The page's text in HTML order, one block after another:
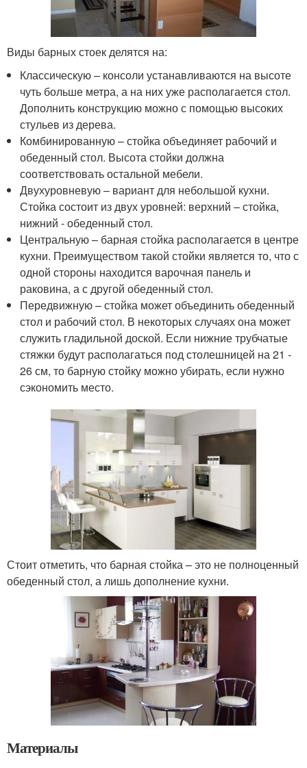
Виды барных стоек делятся на:
Классическую – консоли устанавливаются на высоте
чуть больше метра, а на них уже располагается стол.
Дополнить конструкцию можно с помощью высоких
стульев из дерева.
Комбинированную – стойка объединяет рабочий и
обеденный стол. Высота стойки должна
соответствовать остальной мебели.
Двухуровневую – вариант для небольшой кухни.
Стойка состоит из двух уровней: верхний – стойка,
нижний - обеденный стол.
Центральную – барная стойка располагается в центре
кухни. Преимуществом такой стойки является то, что с
одной стороны находится варочная панель и
раковина, а с другой обеденный стол.
Передвижную – стойка может объединить обеденный
стол и рабочий стол. В некоторых случаях она может
служить гладильной доской. Если нижние трубчатые
стяжки будут располагаться под столешницей на 21 -
26 см, то барную стойку можно убирать, если нужно
сэкономить место.
Стоит отметить, что барная стойка – это не полноценный
обеденный стол, а лишь дополнение кухни.
Материалы